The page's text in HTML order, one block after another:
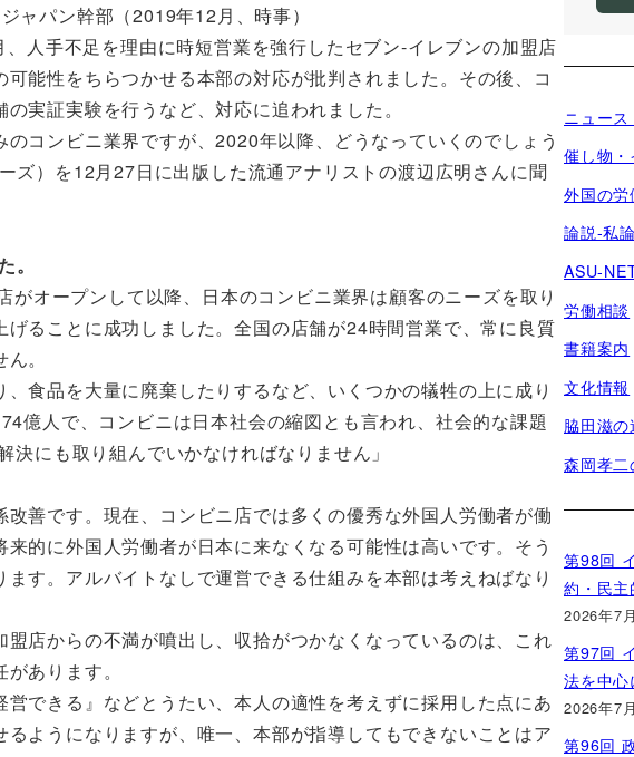
ャパン幹部（2019年12月、時事）
人手不足を理由に時短営業を強行したセブン-イレブンの加盟店
能性をちらつかせる本部の対応が批判されました。その後、コ
実証実験を行うなど、対応に追われました。
コンビニ業界ですが、2020年以降、どうなっていくのでしょう
ズ）を12月27日に出版した流通アナリストの渡辺広明さんに聞
。
オープンして以降、日本のコンビニ業界は顧客のニーズを取り
ることに成功しました。全国の店舗が24時間営業で、常に良質
。
食品を大量に廃棄したりするなど、いくつかの犠牲の上に成り
億人で、コンビニは日本社会の縮図とも言われ、社会的な課題
にも取り組んでいかなければなりません」
善です。現在、コンビニ店では多くの優秀な外国人労働者が働
的に外国人労働者が日本に来なくなる可能性は高いです。そう
す。アルバイトなしで運営できる仕組みを本部は考えねばなり
店からの不満が噴出し、収拾がつかなくなっているのは、これ
あります。
できる』などとうたい、本人の適性を考えずに採用した点にあ
ようになりますが、唯一、本部が指導してもできないことはア
ニュー
催し物・
外国の
論説-私
ASU-
労働相談
書籍案内
文化情報
脇田滋
森岡孝二
第98回
約・民主
2026年7
第97回
法を中心
2026年7
第96回